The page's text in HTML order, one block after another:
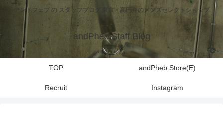
アンドフェブ の スタッフブログ 東京・高円寺のメンズセレクトショップ
andPheb Staff Blog
TOP andPheb Store(E)
Recruit Instagram